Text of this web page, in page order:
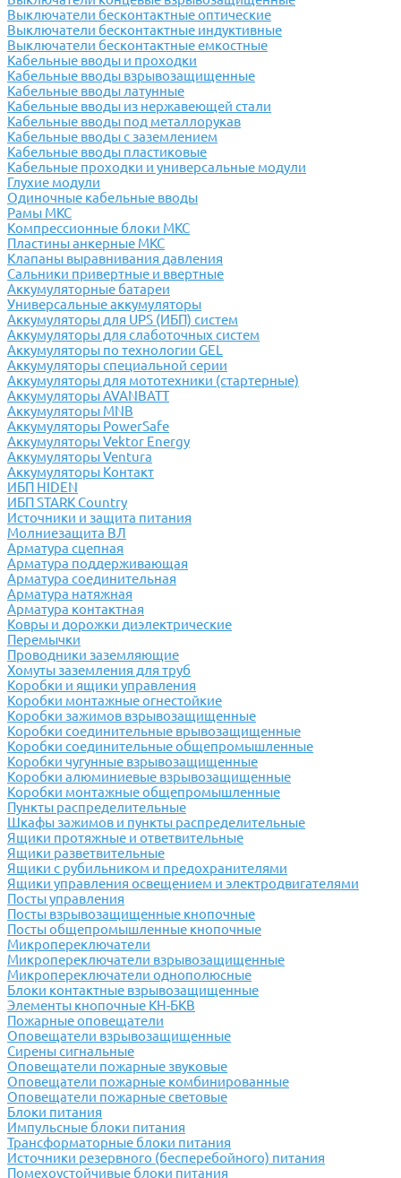
Выключатели бесконтактные оптические
Выключатели бесконтактные индуктивные
Выключатели бесконтактные емкостные
Кабельные вводы и проходки
Кабельные вводы взрывозащищенные
Кабельные вводы латунные
Кабельные вводы из нержавеющей стали
Кабельные вводы под металлорукав
Кабельные вводы с заземлением
Кабельные вводы пластиковые
Кабельные проходки и универсальные модули
Глухие модули
Одиночные кабельные вводы
Рамы МКС
Компрессионные блоки МКС
Пластины анкерные МКС
Клапаны выравнивания давления
Сальники привертные и ввертные
Аккумуляторные батареи
Универсальные аккумуляторы
Аккумуляторы для UPS (ИБП) систем
Аккумуляторы для слаботочных систем
Аккумуляторы по технологии GEL
Аккумуляторы специальной серии
Аккумуляторы для мототехники (стартерные)
Аккумуляторы AVANBATT
Аккумуляторы MNB
Аккумуляторы PowerSafe
Аккумуляторы Vektor Energy
Аккумуляторы Ventura
Аккумуляторы Контакт
ИБП HIDEN
ИБП STARK Country
Источники и защита питания
Молниезащита ВЛ
Арматура сцепная
Арматура поддерживающая
Арматура соединительная
Арматура натяжная
Арматура контактная
Ковры и дорожки диэлектрические
Перемычки
Проводники заземляющие
Хомуты заземления для труб
Коробки и ящики управления
Коробки монтажные огнестойкие
Коробки зажимов взрывозащищенные
Коробки соединительные врывозащищенные
Коробки соединительные общепромышленные
Коробки чугунные взрывозащищенные
Коробки алюминиевые взрывозащищенные
Коробки монтажные общепромышленные
Пункты распределительные
Шкафы зажимов и пункты распределительные
Ящики протяжные и ответвительные
Ящики разветвительные
Ящики с рубильником и предохранителями
Ящики управления освещением и электродвигателями
Посты управления
Посты взрывозащищенные кнопочные
Посты общепромышленные кнопочные
Микропереключатели
Микропереключатели взрывозащищенные
Микропереключатели однополюсные
Блоки контактные взрывозащищенные
Элементы кнопочные КН-БКВ
Пожарные оповещатели
Оповещатели взрывозащищенные
Сирены сигнальные
Оповещатели пожарные звуковые
Оповещатели пожарные комбинированные
Оповещатели пожарные световые
Блоки питания
Импульсные блоки питания
Трансформаторные блоки питания
Источники резервного (бесперебойного) питания
Помехоустойчивые блоки питания